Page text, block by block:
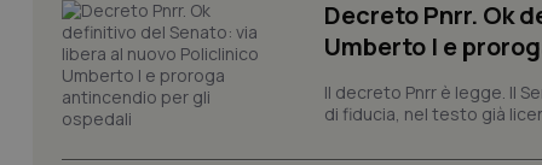
Decreto Pnrr. Ok
Umberto I e
Il decreto Pnrr è legge. Il
di fiducia, nel testo già
tracking-sites-
tracking-enable
tracking-sites-
session-id
_ga